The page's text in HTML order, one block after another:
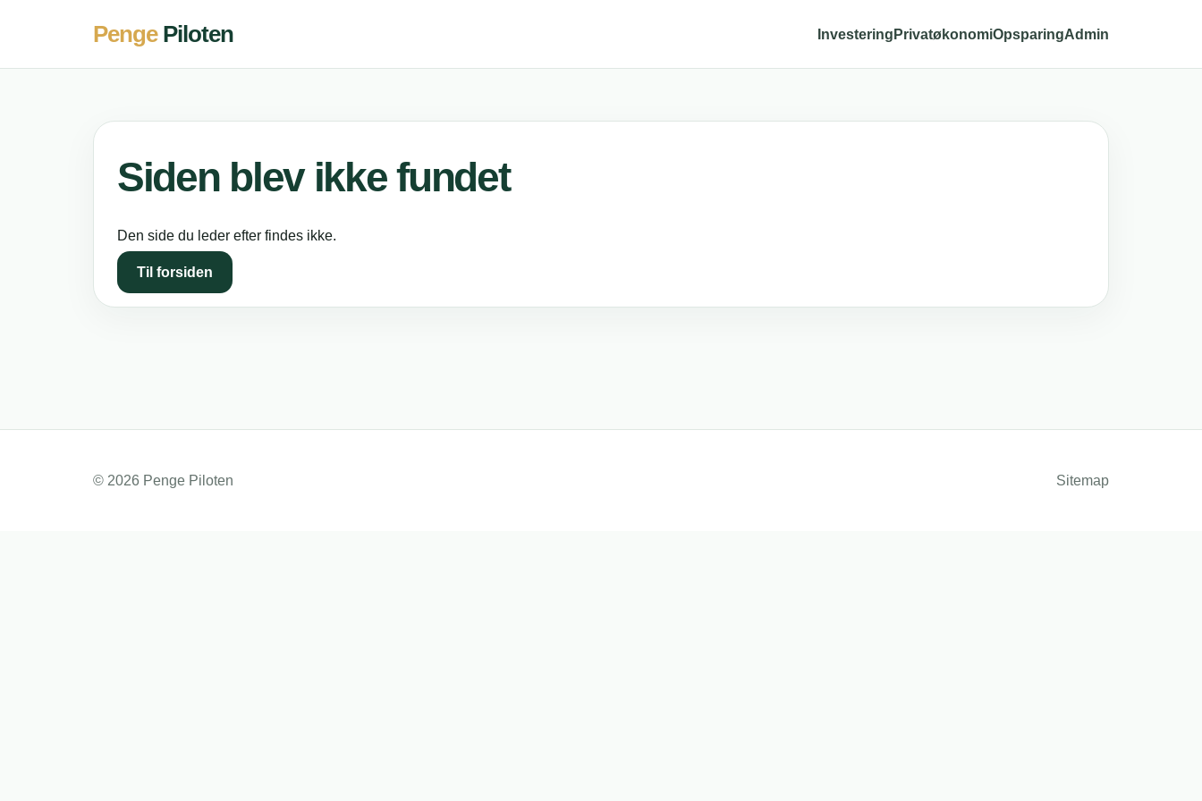
PengePiloten Investering PrivatøkonomiOpsparingAdmin
Siden blev ikke fundet
Den side du leder efter findes ikke.
Til forsiden
© 2026 Penge Piloten Sitemap